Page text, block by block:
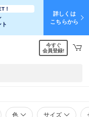
！
詳しくは
こちらから
今すぐ
会員登録!
色 サイズ